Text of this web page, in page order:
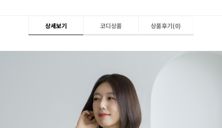
상세보기 코디상품 상품후기(0)